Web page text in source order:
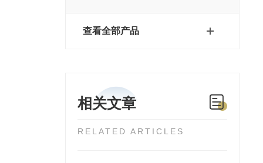
查看全部产品
相关文章
RELATED ARTICLES